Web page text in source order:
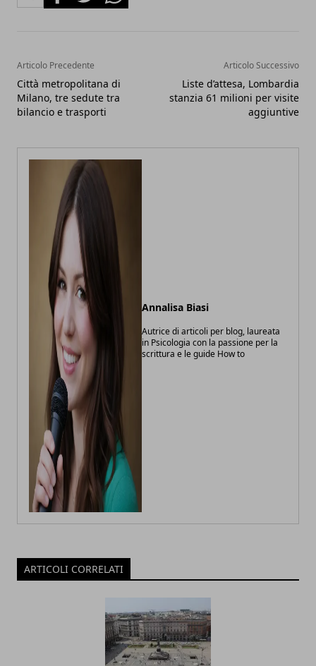
Articolo Precedente
Città metropolitana di
Milano, tre sedute tra
bilancio e trasporti
Articolo Successivo
Liste d’attesa, Lombardia
stanzia 61 milioni per visite
aggiuntive
Annalisa Biasi
Autrice di articoli per blog, laureata
in Psicologia con la passione per la
scrittura e le guide How to
ARTICOLI CORRELATI